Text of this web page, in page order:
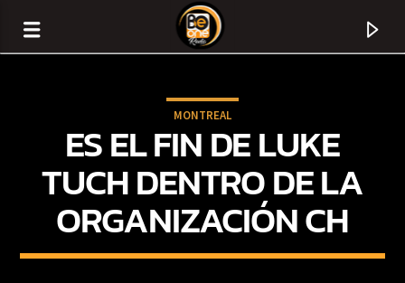
MONTREAL
ES EL FIN DE LUKE
TUCH DENTRO DE LA
ORGANIZACIÓN CH